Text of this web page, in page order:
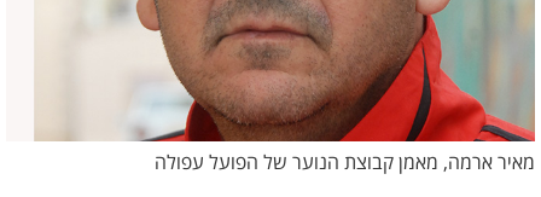
מאיר ארמה, מאמן קבוצת הנוער של הפועל עפולה